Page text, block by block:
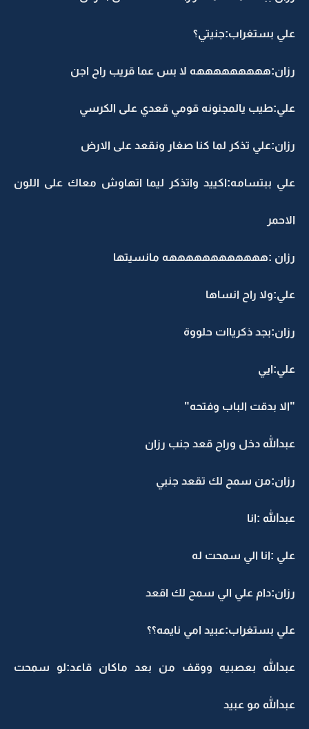
علي بستغراب:جنيتي؟
رزان:هههههههههه لا بس عما قريب راح اجن
علي:طيب يالمجنونه قومي قعدي على الكرسي
رزان:علي تذكر لما كنا صغار ونقعد على الارض
علي ببتسامه:اكييد واتذكر ليما اتهاوش معاك على اللون
الاحمر
رزان :ههههههههههههه مانسيتها
علي:ولا راح انساها
رزان:بجد ذكرياات حلووة
علي:ايي
"الا بدقت الباب وفتحه"
عبدالله دخل وراح قعد جنب رزان
رزان:من سمح لك تقعد جنبي
عبدالله :انا
علي :انا الي سمحت له
رزان:دام علي الي سمح لك اقعد
علي بستغراب:عبيد امي نايمه؟؟
عبدالله بعصبيه ووقف من بعد ماكان قاعد:لو سمحت
عبدالله مو عبيد